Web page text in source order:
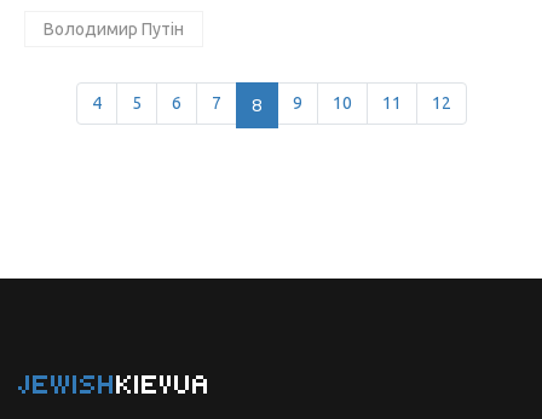
Володимир Путін
4 5 6 7 8 9 10 11 12
JEWISHKIEVUA